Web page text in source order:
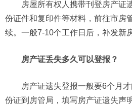
房屋所有权人携带刊登房产证
份证件和复印件等材料，前往市房
续。一般7-10个工作日后，补发新
房产证丢失多久可以登报？
房产证遗失登报一般要6个月
份证到房管局，填写房产证遗失声